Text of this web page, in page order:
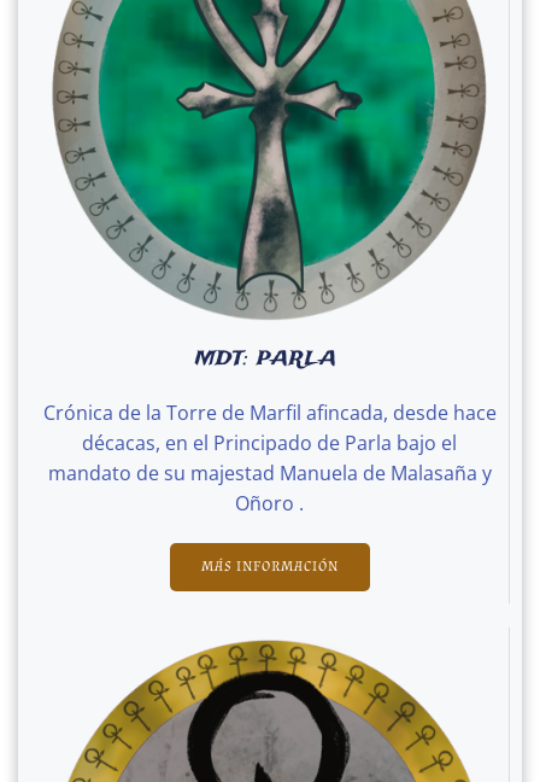
MDT: PARLA
Crónica de la Torre de Marfil afincada, desde hace
décacas, en el Principado de Parla bajo el
mandato de su majestad Manuela de Malasaña y
Oñoro .
MÁS INFORMACIÓN